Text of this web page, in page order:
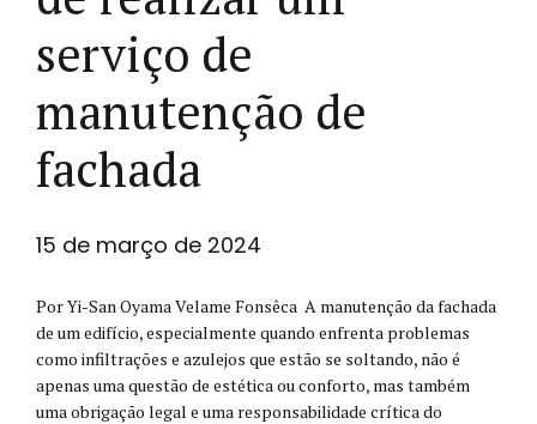
serviço de
manutenção de
fachada
15 de março de 2024
Por Yi-San Oyama Velame Fonsêca A manutenção da fachada
de um edifício, especialmente quando enfrenta problemas
como infiltrações e azulejos que estão se soltando, não é
apenas uma questão de estética ou conforto, mas também
uma obrigação legal e uma responsabilidade crítica do